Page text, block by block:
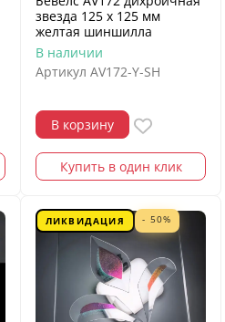
звезда 125 х 125 мм
желтая шиншилла
В наличии
Артикул AV172-Y-SH
В корзину
Купить в один клик
ЛИКВИДАЦИЯ - 50%